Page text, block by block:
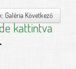
Galéria Következő
kattintva